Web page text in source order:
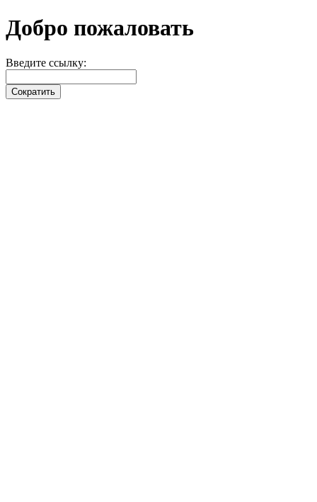
Добро пожаловать
Введите ссылку: